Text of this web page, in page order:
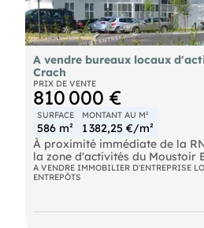
A vendre bureaux locaux
Crach
PRIX DE VENTE
810 000 €
SURFACE
586 m²
MONTANT AU M²
1 382,25 €/m²
À proximité immédiate de la
la zone d'activités du Moustoir
d'environ 586 m² sont
à la vente. Ils offrent une belle
accès PMR, idéals pour votre
professionnelle. Ils se
Une surface de bureaux de
A VENDRE IMMOBILIER D'ENTREPRISE
ENTREPÔTS